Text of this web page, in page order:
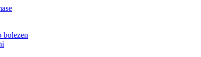
bolezen